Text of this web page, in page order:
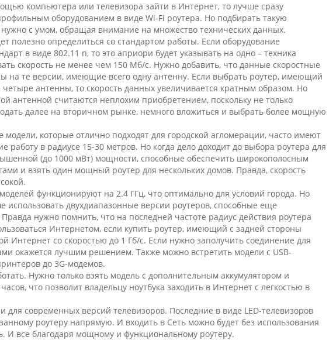
компьютера или телевизора зайти в Интернет, то лучше сразу
оборудованием в виде Wi-Fi роутера. Но подбирать такую
с умом, обращая внимание на множество технических данных.
полезно определиться со стандартом работы. Если оборудование
в виде 802.11 n, то это априори будет указывать на одно – техника
скорость не менее чем 150 Мб/с. Нужно добавить, что данные скоростные
на те версии, имеющие всего одну антенну. Если выбрать роутер, имеющий
антенны, то скорость данных увеличивается кратным образом. Но
антенной считаются неплохим приобретением, поскольку не только
далее на вторичном рынке, немного вложиться и выбрать более мощную
которые отлично подходят для городской агломерации, часто имеют
в радиусе 15-30 метров. Но когда дело доходит до выбора роутера для
(до 1000 мВт) мощности, способные обеспечить широкополосным
и взять один мощный роутер для нескольких домов. Правда, скорость
функционируют на 2.4 ГГц, что оптимально для условий города. Но
использовать двухдиапазонные версии роутеров, способные еще
нужно помнить, что на последней частоте радиус действия роутера
Интернетом, если купить роутер, имеющий с задней стороны
со скоростью до 1 Гб/с. Если нужно заполучить соединение для
окажется лучшим решением. Также можно встретить модели с USB-
до 3G-модемов.
Нужно только взять модель с дополнительным аккумулятором и
что позволит владельцу ноутбука заходить в Интернет с легкостью в
современных версий телевизоров. Последние в виде LED-телевизоров
роутеру напрямую. И входить в Сеть можно будет без использования
И все благодаря мощному и функциональному роутеру.